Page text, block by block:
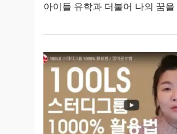
아이들 유학과 더불어 나의 꿈을